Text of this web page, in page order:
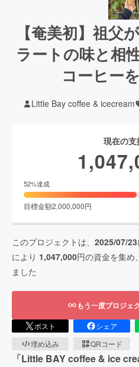
【奄美初】祖父
ラートの味と相
コーヒー
Little Bay coffee & icecream
現在の
52%達成
目標金額2,000,000円
このプロジェクトは、 2025/07/23
により 1,047,000円の資金を集め、
ました
もう一度プロジェ
ポスト シェア
埋め込み
QRコード
「Little BAY coffee & ice